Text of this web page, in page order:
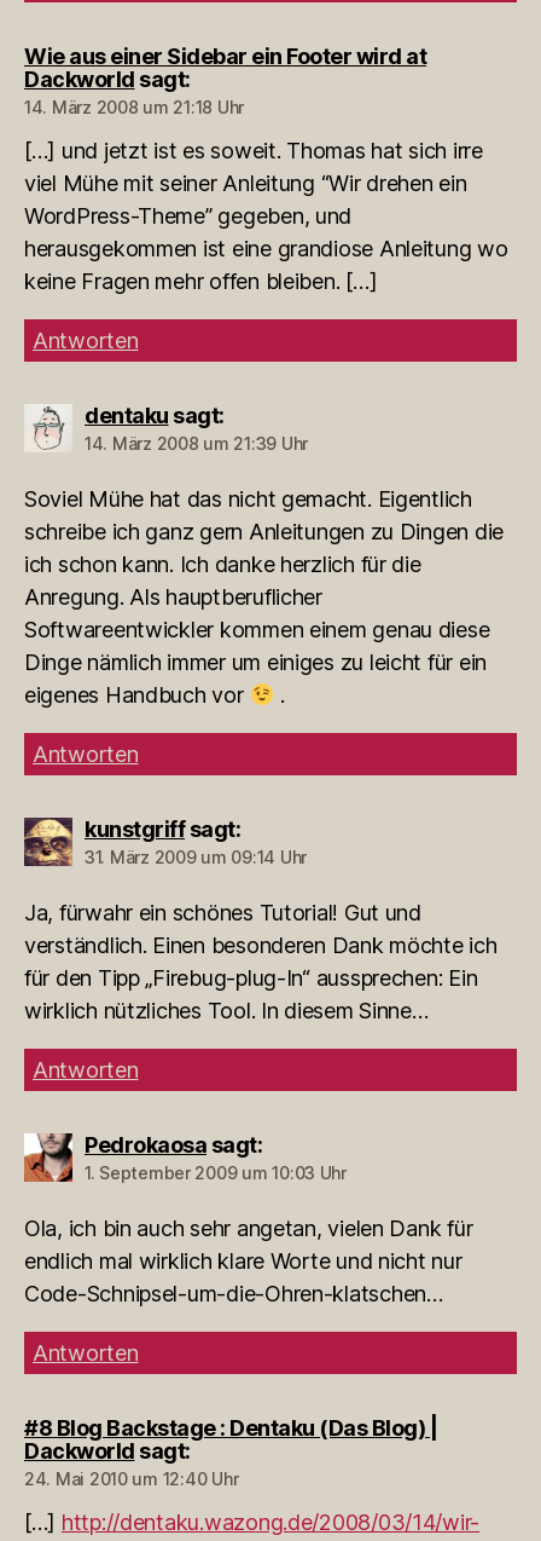
Wie aus einer Sidebar ein Footer wird at
Dackworld sagt:
14. März 2008 um 21:18 Uhr
[…] und jetzt ist es soweit. Thomas hat sich irre
viel Mühe mit seiner Anleitung “Wir drehen ein
WordPress-Theme” gegeben, und
herausgekommen ist eine grandiose Anleitung wo
keine Fragen mehr offen bleiben. […]
Antworten
dentaku sagt:
14. März 2008 um 21:39 Uhr
Soviel Mühe hat das nicht gemacht. Eigentlich
schreibe ich ganz gern Anleitungen zu Dingen die
ich schon kann. Ich danke herzlich für die
Anregung. Als hauptberuflicher
Softwareentwickler kommen einem genau diese
Dinge nämlich immer um einiges zu leicht für ein
eigenes Handbuch vor
.
Antworten
kunstgriff sagt:
31. März 2009 um 09:14 Uhr
Ja, fürwahr ein schönes Tutorial! Gut und
verständlich. Einen besonderen Dank möchte ich
für den Tipp „Firebug-plug-In“ aussprechen: Ein
wirklich nützliches Tool. In diesem Sinne…
Antworten
Pedrokaosa sagt:
1. September 2009 um 10:03 Uhr
Ola, ich bin auch sehr angetan, vielen Dank für
endlich mal wirklich klare Worte und nicht nur
Code-Schnipsel-um-die-Ohren-klatschen…
Antworten
#8 Blog Backstage : Dentaku (Das Blog) |
Dackworld sagt:
24. Mai 2010 um 12:40 Uhr
[…] http://dentaku.wazong.de/2008/03/14/wir-